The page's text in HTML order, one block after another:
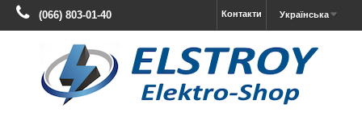
Українська
Контакти
(066) 803-01-40